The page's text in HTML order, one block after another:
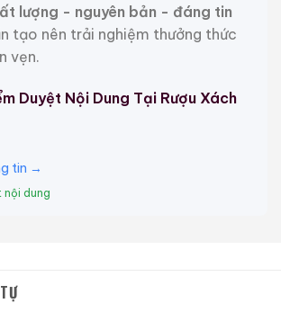
được pha trộn trong tám bước
nên Family Legacy và do đó đạt
hảo là 40,8% vol.
hổ phách này với chút vàng lấp
và gỗ sồi hòa quyện với hương
Địa Trung Hải) gợi nhớ đến nước hoa
của crème brûlée lan tỏa để lộ ra
hợp của các nốt hương trái cây
lượng - nguyên bản - đáng tin
tạo nên trải nghiệm thưởng thức
vẹn.
Duyệt Nội Dung Tại Rượu Xách
tin →
nội dung